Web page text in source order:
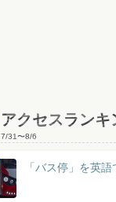
アクセスランキ
7/31〜8/6
「バス停」を英